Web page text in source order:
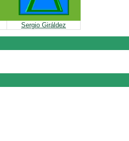
Sergio Giráldez